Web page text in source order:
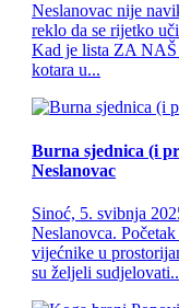
Neslanovac nije
reklo da se rijetko
Kad je lista ZA
kotara u...
Burna sjednica (i
Neslanovac
Sinoć, 5. svibnja
Neslanovca.
vijećnike u
su željeli